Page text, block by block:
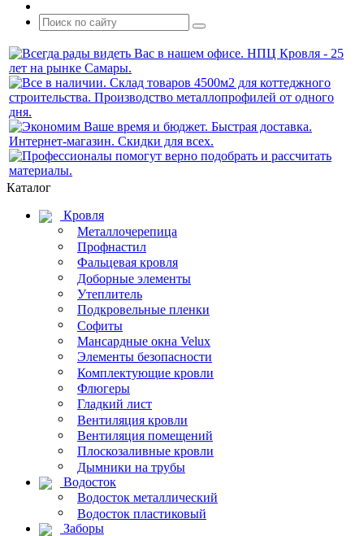
Каталог
Кровля
Металлочерепица
Профнастил
Фальцевая кровля
Доборные элементы
Утеплитель
Подкровельные пленки
Софиты
Мансардные окна Velux
Элементы безопасности
Комплектующие кровли
Флюгеры
Гладкий лист
Вентиляция кровли
Вентиляция помещений
Плоскозаливные кровли
Дымники на трубы
Водосток
Водосток металлический
Водосток пластиковый
Заборы